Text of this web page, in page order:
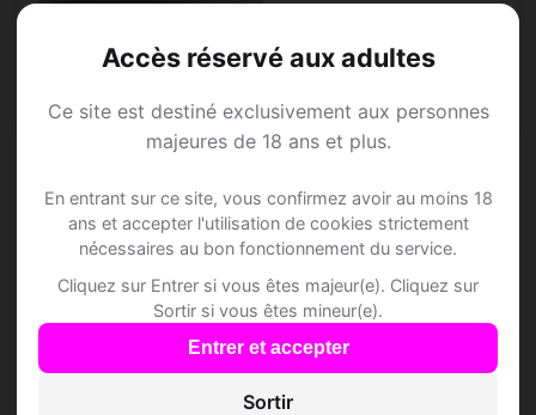
Accès réservé aux adultes
Ce site est destiné exclusivement aux personnes
majeures de 18 ans et plus.
En entrant sur ce site, vous confirmez avoir au moins 18
ans et accepter l'utilisation de cookies strictement
nécessaires au bon fonctionnement du service.
Cliquez sur Entrer si vous êtes majeur(e). Cliquez sur
Sortir si vous êtes mineur(e).
Entrer et accepter
Sortir
Vierge • Commercial
Speed Dating à Agris
Rejoins les membres de Agris et des
alentours !